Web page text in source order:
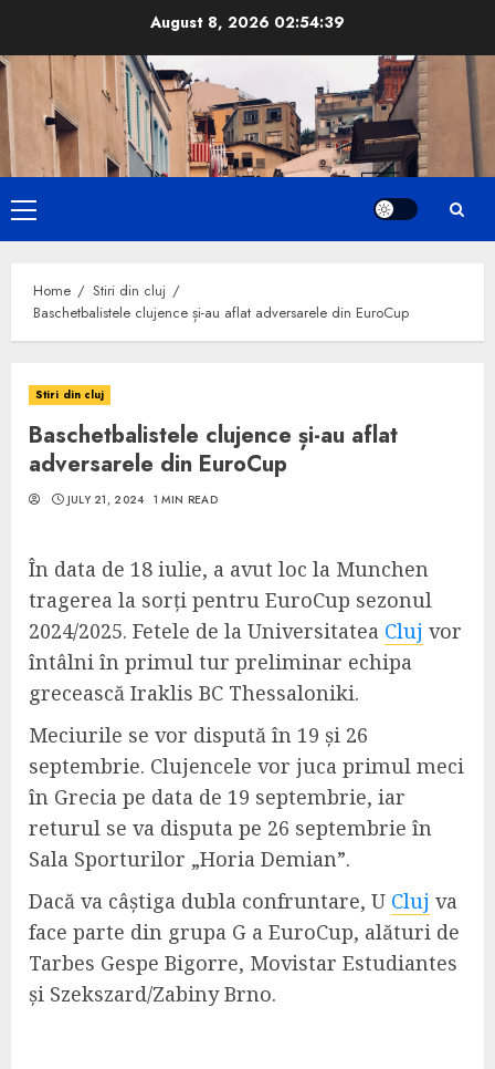
content
August 8, 2026 02:54:40
Primary
Menu
Home
Stiri din cluj
Baschetbalistele clujence și-au aflat adversarele din EuroCup
Stiri din cluj
Baschetbalistele clujence și-au aflat
adversarele din EuroCup
JULY 21, 2024 1 MIN READ
În data de 18 iulie, a avut loc la Munchen
tragerea la sorți pentru EuroCup sezonul
2024/2025. Fetele de la Universitatea Cluj vor
întâlni în primul tur preliminar echipa
grecească Iraklis BC Thessaloniki.
Meciurile se vor dispută în 19 și 26
septembrie. Clujencele vor juca primul meci
în Grecia pe data de 19 septembrie, iar
returul se va disputa pe 26 septembrie în
Sala Sporturilor „Horia Demian”.
Dacă va câștiga dubla confruntare, U Cluj va
face parte din grupa G a EuroCup, alături de
Tarbes Gespe Bigorre, Movistar Estudiantes
și Szekszard/Zabiny Brno.